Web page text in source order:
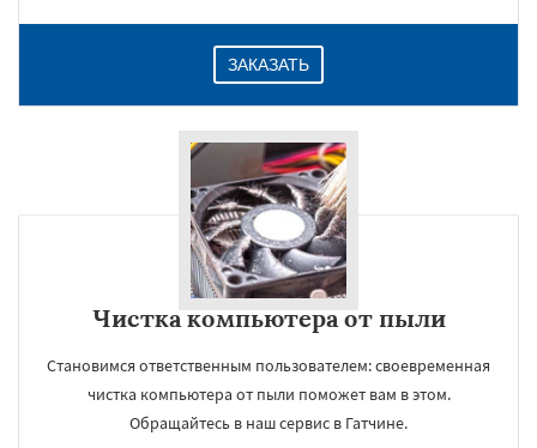
ЗАКАЗАТЬ
Чистка компьютера от пыли
Становимся ответственным пользователем: своевременная
чистка компьютера от пыли поможет вам в этом.
Обращайтесь в наш сервис в Гатчине.